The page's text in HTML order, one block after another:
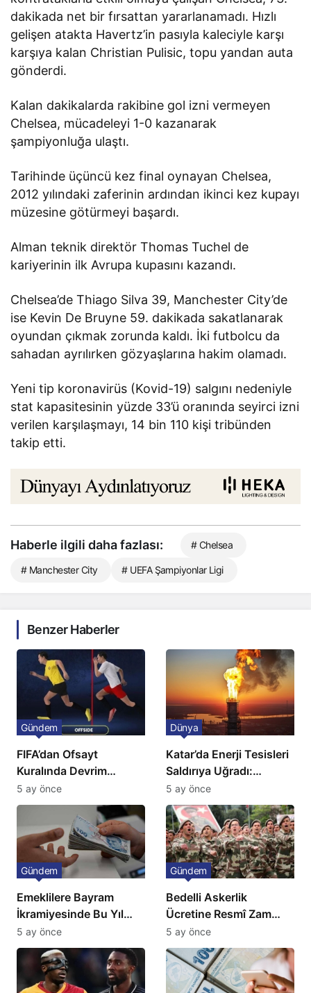
dakikada net bir fırsattan yararlanamadı. Hızlı
gelişen atakta Havertz’in pasıyla kaleciyle karşı
karşıya kalan Christian Pulisic, topu yandan auta
gönderdi.
Kalan dakikalarda rakibine gol izni vermeyen
Chelsea, mücadeleyi 1-0 kazanarak
şampiyonluğa ulaştı.
Tarihinde üçüncü kez final oynayan Chelsea,
2012 yılındaki zaferinin ardından ikinci kez kupayı
müzesine götürmeyi başardı.
Alman teknik direktör Thomas Tuchel de
kariyerinin ilk Avrupa kupasını kazandı.
Chelsea’de Thiago Silva 39, Manchester City’de
ise Kevin De Bruyne 59. dakikada sakatlanarak
oyundan çıkmak zorunda kaldı. İki futbolcu da
sahadan ayrılırken gözyaşlarına hakim olamadı.
Yeni tip koronavirüs (Kovid-19) salgını nedeniyle
stat kapasitesinin yüzde 33’ü oranında seyirci izni
verilen karşılaşmayı, 14 bin 110 kişi tribünden
takip etti.
Haberle ilgili daha fazlası: # Chelsea
# Manchester City # UEFA Şampiyonlar Ligi
Benzer Haberler
FIFA’dan Ofsayt
Kuralında Devrim
Niteliğinde Onay
Gündem
5 ay önce
Katar’da Enerji Tesisleri
Saldırıya Uğradı:
Avrupa’da Doğalgaz
Fiyatlarında Sert Artış
Dünya
5 ay önce
Emeklilere Bayram
İkramiyesinde Bu Yıl
Artış Gelmeyecek
Gündem
5 ay önce
Bedelli Askerlik
Ücretine Resmî Zam
Geliyor
Gündem
5 ay önce